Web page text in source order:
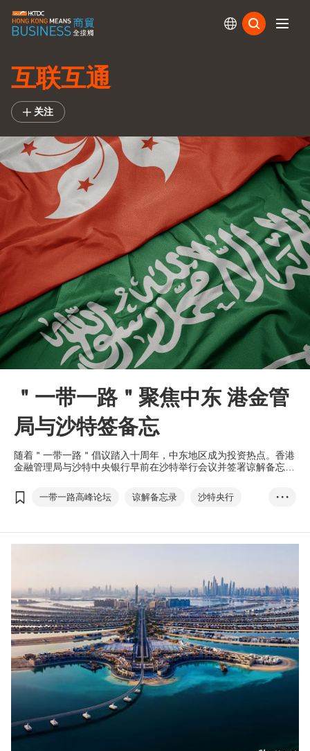
互联互通
关注
＂一带一路＂聚焦中东 港金管
局与沙特签备忘
随着＂一带一路＂倡议踏入十周年，中东地区成为投资热点。香港
金融管理局与沙特中央银行早前在沙特举行会议并签署谅解备忘
一带一路高峰论坛 谅解备忘录
沙特央行
• • •